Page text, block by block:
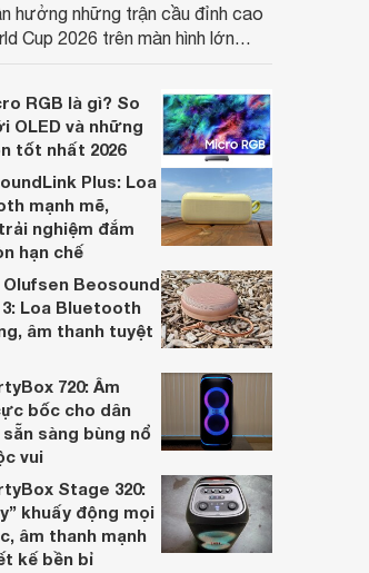
hưởng những trận cầu đỉnh cao
Cup 2026 trên màn hình lớn
thoại sẽ là lựa chọn rất đáng cân
RGB là gì? So
OLED và những
tốt nhất 2026
Plus: Loa
mạnh mẽ,
nghiệm đắm
hạn chế
Olufsen Beosound
3: Loa Bluetooth
âm thanh tuyệt
720: Âm
bốc cho dân
sẵn sàng bùng nổ
vui
Stage 320:
khuấy động mọi
âm thanh mạnh
kế bền bỉ